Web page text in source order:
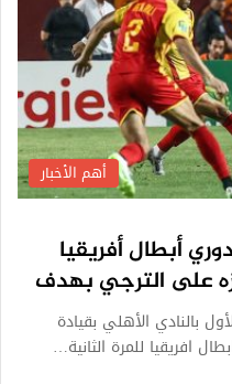
أهم الأخبار
أبطال أفريقيا
بالنادي الأهلي بقيادة
افريقيا للمرة الثانية…